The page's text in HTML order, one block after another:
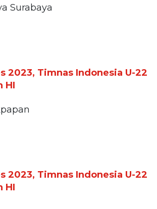
Surabaya
2023, Timnas Indonesia U-22
HI
2023, Timnas Indonesia U-22
HI